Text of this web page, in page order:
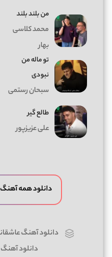
من بلند بلند
محمد کلاسی
بهار
تو ماله من
نبودی
سبحان رستمی
طالع گیر
علی عزیزپور
دانلود همه
دانلود آهنگ
دانلود